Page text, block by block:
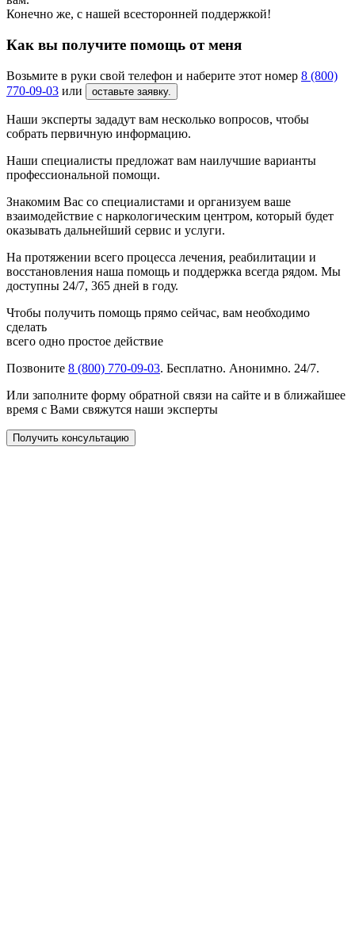
Конечно же, с нашей всесторонней поддержкой!
Как вы получите помощь от меня
Возьмите в руки свой телефон и наберите этот номер 8 (800)
770-09-03 или оставьте заявку.
Наши эксперты зададут вам несколько вопросов, чтобы
собрать первичную информацию.
Наши специалисты предложат вам наилучшие варианты
профессиональной помощи.
Знакомим Вас со специалистами и организуем ваше
взаимодействие с наркологическим центром, который будет
оказывать дальнейший сервис и услуги.
На протяжении всего процесса лечения, реабилитации и
восстановления наша помощь и поддержка всегда рядом. Мы
доступны 24/7, 365 дней в году.
Чтобы получить помощь прямо сейчас, вам необходимо
сделать
всего одно простое действие
Позвоните 8 (800) 770-09-03. Бесплатно. Анонимно. 24/7.
Или заполните форму обратной связи на сайте и в ближайшее
время с Вами свяжутся наши эксперты
Получить консультацию